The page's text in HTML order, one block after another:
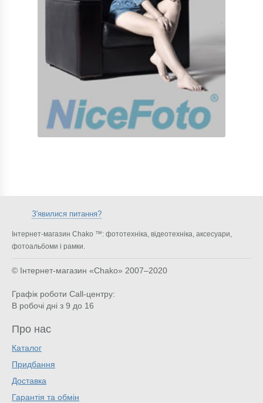
З'явилися питання?
Інтернет-магазин Chako ™: фототехніка, відеотехніка, аксесуари,
фотоальбоми і рамки.
© Інтернет-магазин «Chako» 2007–2020
Графік роботи Call-центру:
В робочі дні з 9 до 16
Про нас
Каталог
Придбання
Доставка
Гарантія та обмін